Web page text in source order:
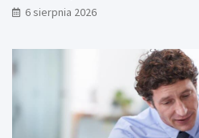
6 sierpnia 2026